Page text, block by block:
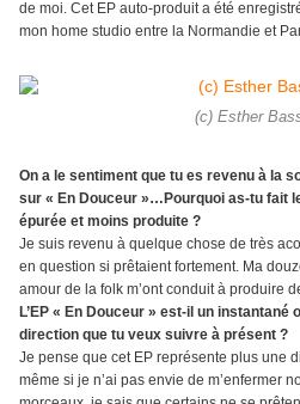
de moi. Cet EP auto-produit a été
mon home studio entre la Normandie et
(c) Esther
On a le sentiment que tu es revenu à la
sur « En Douceur »…Pourquoi as-tu fait
épurée et moins produite ?
Je suis revenu à quelque chose de très
en question si prêtaient fortement. Ma
amour de la folk m’ont conduit à produire
L’EP « En Douceur » est-il un instantané
direction que tu veux suivre à présent ?
Je pense que cet EP représente plus une
même si je n’ai pas envie de m’enfermer